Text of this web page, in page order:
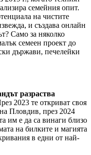
семейния опит.
на чистите
и създава онлайн
Само за няколко
семеен проект до
държави, печелейки
разраства
2023 те откриват своя
Пловдив, през 2024
им е да са винаги близо
на билките и магията
в едни от най-